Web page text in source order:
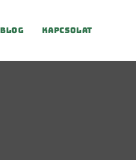
Blog Kapcsolat